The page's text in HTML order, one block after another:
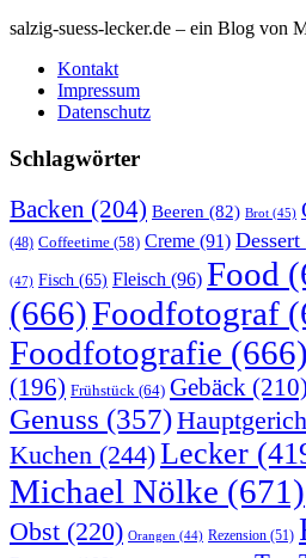
salzig-suess-lecker.de – ein Blog von
Kontakt
Impressum
Datenschutz
Schlagwörter
Backen (204) Beeren (82) Brot (45)
(48) Coffeetime (58) Creme (91) Dessert
(47) Fisch (65) Fleisch (96) Food
(666)Foodfotograf
Foodfotografie (666)
(196) Frühstück (64) Gebäck (210)
Genuss (357)
Kuchen (244)Lecker
Michael Nölke (671)
Obst (220) Orangen (44) Rezension (51)